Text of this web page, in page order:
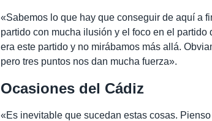
«Sabemos lo que hay que conseguir de aquí a
partido con mucha ilusión y el foco en el partido
era este partido y no mirábamos más allá.
pero tres puntos nos dan mucha fuerza».
Ocasiones del Cádiz
«Es inevitable que sucedan estas cosas.